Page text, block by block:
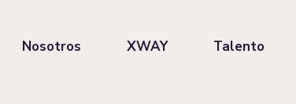
Nosotros XWAY Talento